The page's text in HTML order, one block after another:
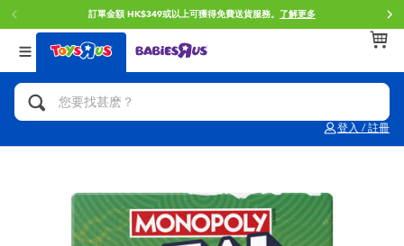
訂單金額 HK$349或以上可獲得免費送貨服務。 了解更多
登入 / 註冊
返回
分類目錄
人氣英雄,角色扮演,射擊玩具
拼砌組合及樂高LEGO
返回
品牌
Brunch Brother 早午餐兄弟
Spider-Man蜘蛛俠
返回
年齢
0~2歳
5~7歳